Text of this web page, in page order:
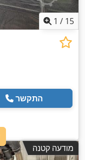
1 / 15
התקשר
מודעה קטנה